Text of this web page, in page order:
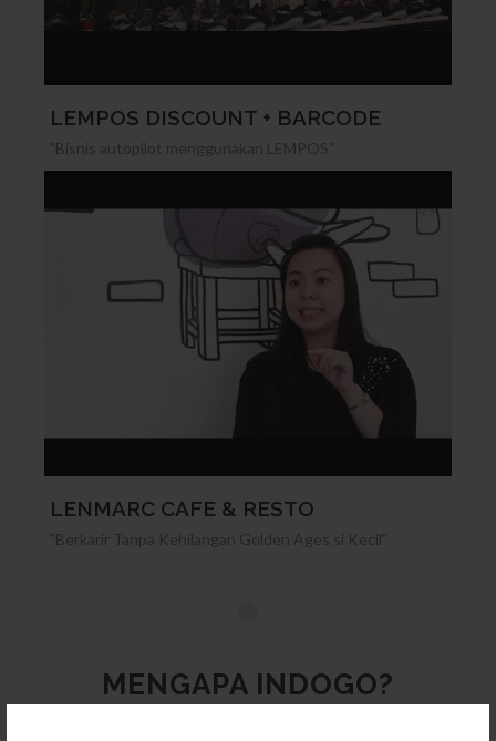
LEMPOS DISCOUNT + BARCODE
"Bisnis autopilot menggunakan LEMPOS"
LENMARC CAFE & RESTO
"Berkarir Tanpa Kehilangan Golden Ages si Kecil"
MENGAPA INDOGO?